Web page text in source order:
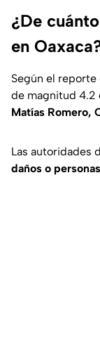
¿De
en
Según el reporte
de magnitud 4.2
Matías Romero,
Las autoridades
daños o